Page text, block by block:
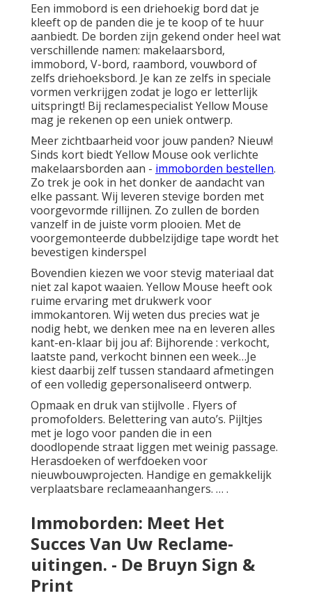
Een immobord is een driehoekig bord dat je
kleeft op de panden die je te koop of te huur
aanbiedt. De borden zijn gekend onder heel wat
verschillende namen: makelaarsbord,
immobord, V-bord, raambord, vouwbord of
zelfs driehoeksbord. Je kan ze zelfs in speciale
vormen verkrijgen zodat je logo er letterlijk
uitspringt! Bij reclamespecialist Yellow Mouse
mag je rekenen op een uniek ontwerp.
Meer zichtbaarheid voor jouw panden? Nieuw!
Sinds kort biedt Yellow Mouse ook verlichte
makelaarsborden aan - immoborden bestellen.
Zo trek je ook in het donker de aandacht van
elke passant. Wij leveren stevige borden met
voorgevormde rillijnen. Zo zullen de borden
vanzelf in de juiste vorm plooien. Met de
voorgemonteerde dubbelzijdige tape wordt het
bevestigen kinderspel
Bovendien kiezen we voor stevig materiaal dat
niet zal kapot waaien. Yellow Mouse heeft ook
ruime ervaring met drukwerk voor
immokantoren. Wij weten dus precies wat je
nodig hebt, we denken mee na en leveren alles
kant-en-klaar bij jou af: Bijhorende : verkocht,
laatste pand, verkocht binnen een week…Je
kiest daarbij zelf tussen standaard afmetingen
of een volledig gepersonaliseerd ontwerp.
Opmaak en druk van stijlvolle . Flyers of
promofolders. Belettering van auto’s. Pijltjes
met je logo voor panden die in een
doodlopende straat liggen met weinig passage.
Herasdoeken of werfdoeken voor
nieuwbouwprojecten. Handige en gemakkelijk
verplaatsbare reclameaanhangers. … .
Immoborden: Meet Het
Succes Van Uw Reclame-
uitingen. - De Bruyn Sign &
Print